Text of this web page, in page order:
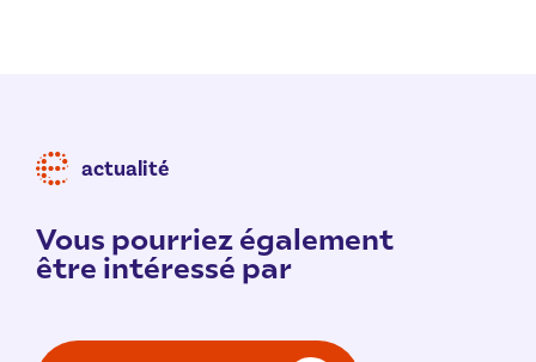
actualité
Vous pourriez également
être intéressé par